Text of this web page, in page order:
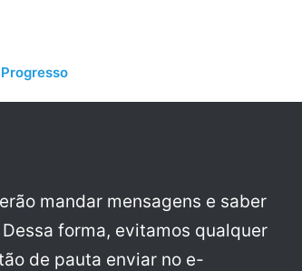
mandar mensagens e saber
forma, evitamos qualquer
de pauta enviar no e-